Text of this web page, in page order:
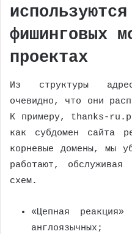
фишинговых
проектах
Из структуры
очевидно, что они
К примеру, thanks-
как субдомен сайта
корневые домены, мы
работают, обслуживая
схем.
«Цепная
англоязычных;